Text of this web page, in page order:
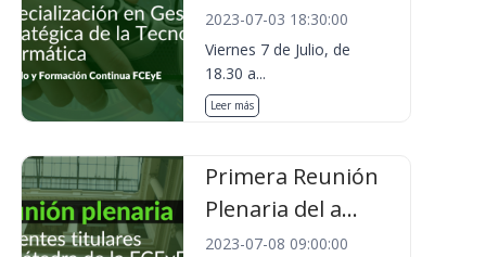
2023-07-03 18:30:00
Viernes 7 de Julio, de
18.30 a...
Leer más
Primera Reunión
Plenaria del a...
2023-07-08 09:00:00